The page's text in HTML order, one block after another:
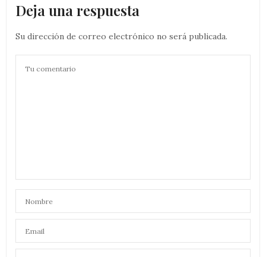
Deja una respuesta
Su dirección de correo electrónico no será publicada.